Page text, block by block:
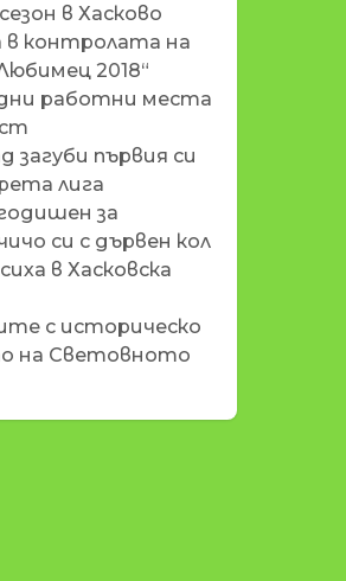
в Хасково
в контролата на
2018“
работни места
първия си
лига
за
си с дървен кол
в Хасковска
с историческо
на Световното